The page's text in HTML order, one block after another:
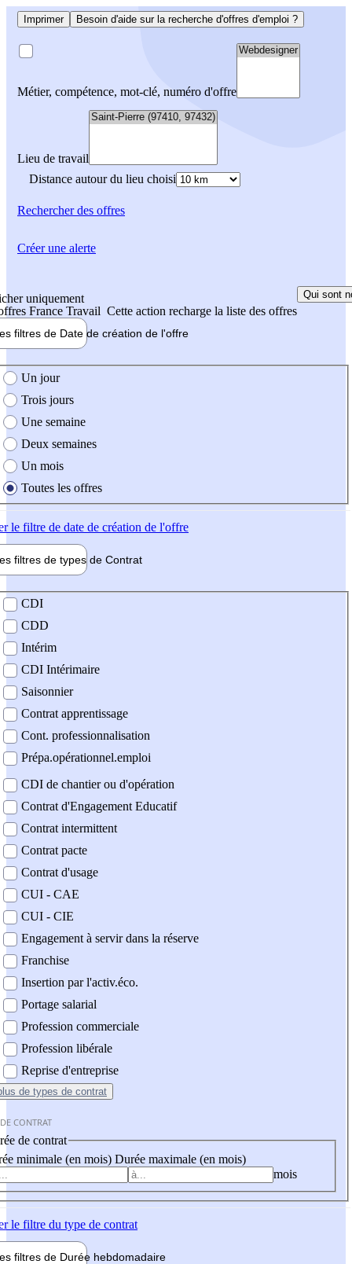
Imprimer Besoin d'aide sur la recherche d'offres d'emploi ?
Métier, compétence, mot-clé, numéro d'offre
Lieu de travail
Distance autour du lieu choisi
Rechercherdes offres
uniquement
France Travail Cette action recharge la liste des offres
Qui sont
filtres de Date de création de l'offre
création de l'offre
Un jour
Trois jours
Une semaine
Deux semaines
Un mois
Toutes les offres
le filtre de date de création de l'offre
filtres de types de Contrat
contrat
CDI
CDD
Intérim
CDI Intérimaire
Saisonnier
Contrat apprentissage
Cont. professionnalisation
Prépa.opérationnel.emploi
CDI de chantier ou d'opération
Contrat d'Engagement Educatif
Contrat intermittent
Contrat pacte
Contrat d'usage
CUI - CAE
CUI - CIE
Engagement à servir dans la réserve
Franchise
Insertion par l'activ.éco.
Portage salarial
Profession commerciale
Profession libérale
Reprise d'entreprise
de types de contrat
CONTRAT
de contrat
minimale (en mois) Durée maximale (en mois)
mois
le filtre du type de contrat
filtres de Durée hebdomadaire
Créer une alerte